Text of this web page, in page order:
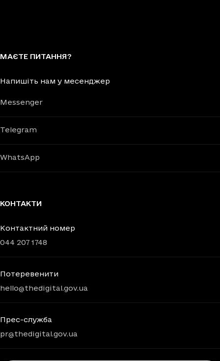
МАЄТЕ ПИТАННЯ?
Напишіть нам у месенджер
Messenger
Telegram
WhatsApp
КОНТАКТИ
Контактний номер
044 207 1748
Потеревенити
hello@thedigital.gov.ua
Прес-служба
pr@thedigital.gov.ua